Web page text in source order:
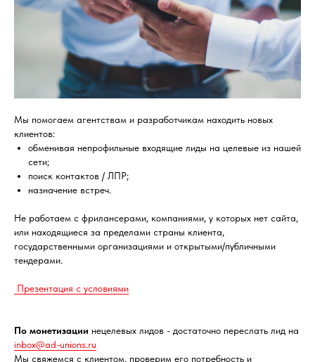
Мы помогаем агентствам и разработчикам находить новых
клиентов:
обменивая непрофильные входящие лиды на целевые из нашей
сети;
поиск контактов / ЛПР;
назначение встреч.
Не работаем с фрилансерами, компаниями, у которых нет сайта,
или находящиеся за пределами страны клиента,
государственными организациями и открытыми/публичными
тендерами.
Презентация с условиями
По монетизации нецелевых лидов - достаточно переслать лид на
inbox@ad-unions.ru
Мы свяжемся с клиентом, проверим его потребность и